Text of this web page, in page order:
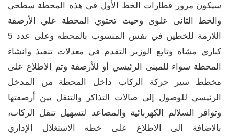
سيكون مرور قطارات الخط الأول فى هذه المحطة سطحى
والخط الثانى علوى وحيث تحتوي المحطة علي الأرصفة
اللازمة للخطين في نفس المنسوب بالمحطة وعلى عدد 5
كباري مشاه وتابع الوزير التقدم في معدلات تنفيذ وانشاء
المحطة سواء للمبنى الرئيسي أو للأرصفة وتم الاطلاع على
مخطط سير حركة الركاب داخل المحطة من المدخل
الرئيسي للوصول إلى صالات التذاكر والتنقل بين أرصفتها
وتوافر السلالم الكهربائية والمصاعد لتسهيل تنقل الركاب،
بالاضافة الى الاطلاع على خطة الاستغلال الإداري